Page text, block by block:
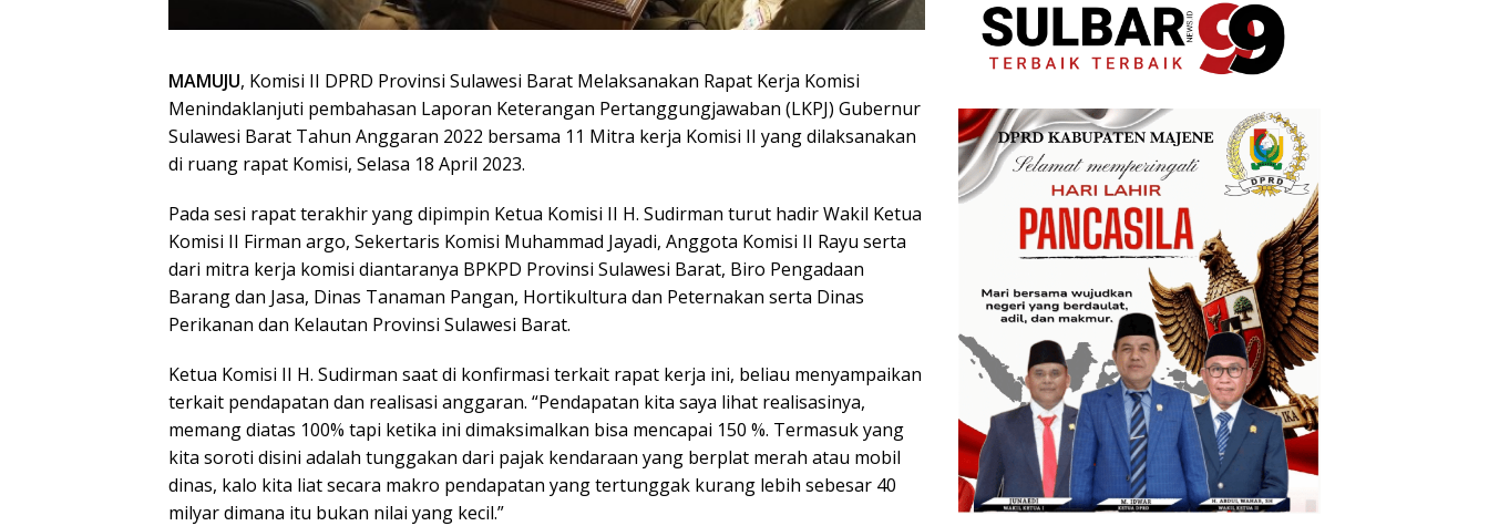
MAMUJU, Komisi II DPRD Provinsi Sulawesi Barat Melaksanakan Rapat Kerja Komisi
Menindaklanjuti pembahasan Laporan Keterangan Pertanggungjawaban (LKPJ) Gubernur
Sulawesi Barat Tahun Anggaran 2022 bersama 11 Mitra kerja Komisi II yang dilaksanakan
di ruang rapat Komisi, Selasa 18 April 2023.
Pada sesi rapat terakhir yang dipimpin Ketua Komisi II H. Sudirman turut hadir Wakil Ketua
Komisi II Firman argo, Sekertaris Komisi Muhammad Jayadi, Anggota Komisi II Rayu serta
dari mitra kerja komisi diantaranya BPKPD Provinsi Sulawesi Barat, Biro Pengadaan
Barang dan Jasa, Dinas Tanaman Pangan, Hortikultura dan Peternakan serta Dinas
Perikanan dan Kelautan Provinsi Sulawesi Barat.
Ketua Komisi II H. Sudirman saat di konfirmasi terkait rapat kerja ini, beliau menyampaikan
terkait pendapatan dan realisasi anggaran. “Pendapatan kita saya lihat realisasinya,
memang diatas 100% tapi ketika ini dimaksimalkan bisa mencapai 150 %. Termasuk yang
kita soroti disini adalah tunggakan dari pajak kendaraan yang berplat merah atau mobil
dinas, kalo kita liat secara makro pendapatan yang tertunggak kurang lebih sebesar 40
milyar dimana itu bukan nilai yang kecil.”